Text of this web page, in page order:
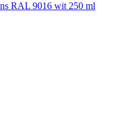
RAL 9016 wit 250 ml